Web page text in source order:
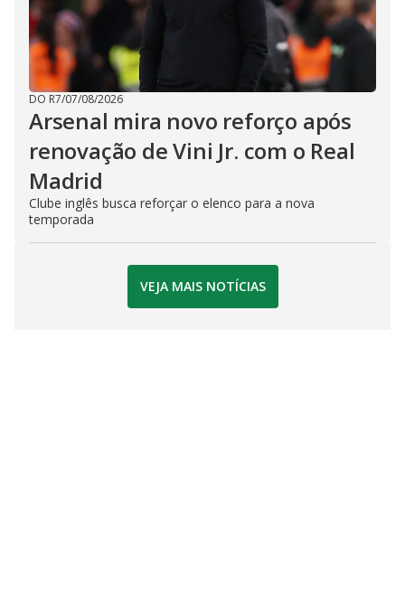
DO R7/07/08/2026
Arsenal mira novo reforço após
renovação de Vini Jr. com o Real
Madrid
Clube inglês busca reforçar o elenco para a nova
temporada
VEJA MAIS NOTÍCIAS